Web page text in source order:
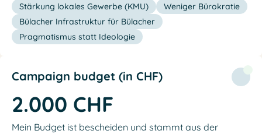
Stärkung lokales Gewerbe (KMU)
Weniger Bürokratie
Bülacher Infrastruktur für Bülacher
Pragmatismus statt Ideologie
Campaign budget (in CHF)
2.000 CHF
Mein Budget ist bescheiden und stammt aus der